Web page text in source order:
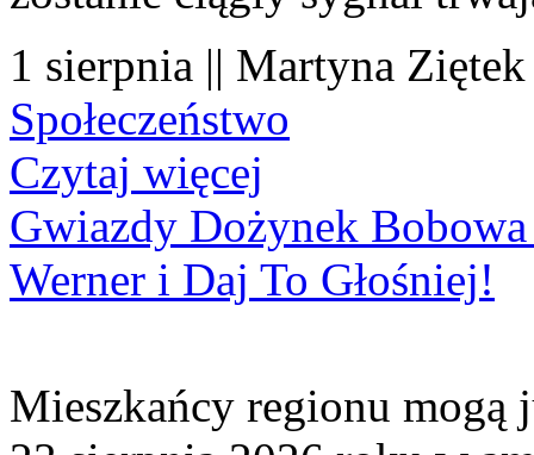
1 sierpnia || Martyna
Społeczeństwo
Czytaj więcej
Gwiazdy Dożynek Bobowa
Werner i Daj To Głośniej!
Mieszkańcy regionu mogą